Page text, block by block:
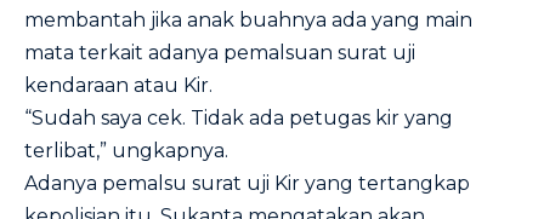
membantah jika anak buahnya ada yang main
mata terkait adanya pemalsuan surat uji
kendaraan atau Kir.
“Sudah saya cek. Tidak ada petugas kir yang
terlibat,” ungkapnya.
Adanya pemalsu surat uji Kir yang tertangkap